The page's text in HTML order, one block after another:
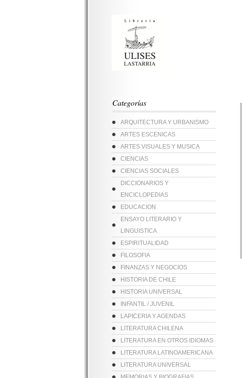
Categorías
ARQUITECTURA Y URBANISMO
ARTES ESCENICAS
ARTES VISUALES Y MUSICA
CIENCIAS
CIENCIAS SOCIALES
DICCIONARIOS Y
ENCICLOPEDIAS
EDUCACION
ENSAYO LITERARIO Y
LINGUISTICA
ESPIRITUALIDAD
FILOSOFIA
FINANZAS Y NEGOCIOS
HISTORIA DE CHILE
HISTORIA UNIVERSAL
INFANTIL / JUVENIL
LAPICERIA Y AGENDAS
LITERATURA CHILENA
LITERATURA EN OTROS IDIOMAS
LITERATURA LATINOAMERICANA
LITERATURA UNIVERSAL